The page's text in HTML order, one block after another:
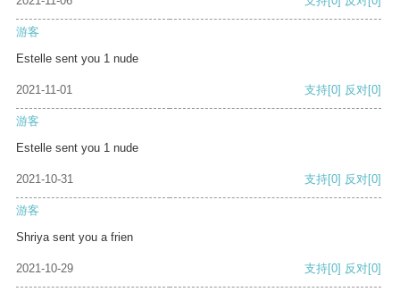
游客
Estelle sent you 1 nude
2021-11-01 支持[0] 反对[0]
游客
Estelle sent you 1 nude
2021-10-31 支持[0] 反对[0]
游客
Shriya sent you a frien
2021-10-29 支持[0] 反对[0]